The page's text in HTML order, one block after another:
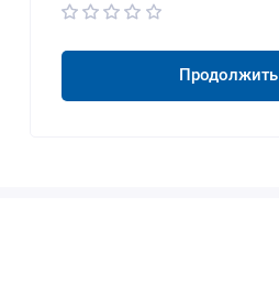
Продолжить